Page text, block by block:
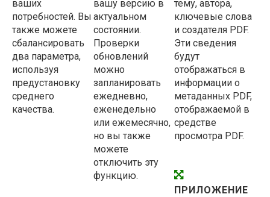
ваших
потребностей. Вы
также можете
сбалансировать
два параметра,
используя
предустановку
среднего
качества.
вашу версию в
актуальном
состоянии.
Проверки
обновлений
можно
запланировать
ежедневно,
еженедельно
или ежемесячно,
но вы также
можете
отключить эту
функцию.
тему, автора,
ключевые слова
и создателя PDF.
Эти сведения
будут
отображаться в
информации о
метаданных PDF,
отображаемой в
средстве
просмотра PDF.
ПРИЛОЖЕНИЕ